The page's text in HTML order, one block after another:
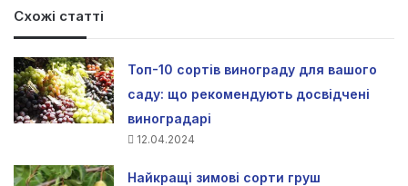
Схожі статті
Топ-10 сортів винограду для вашого
саду: що рекомендують досвідчені
виноградарі
12.04.2024
Найкращі зимові сорти груш